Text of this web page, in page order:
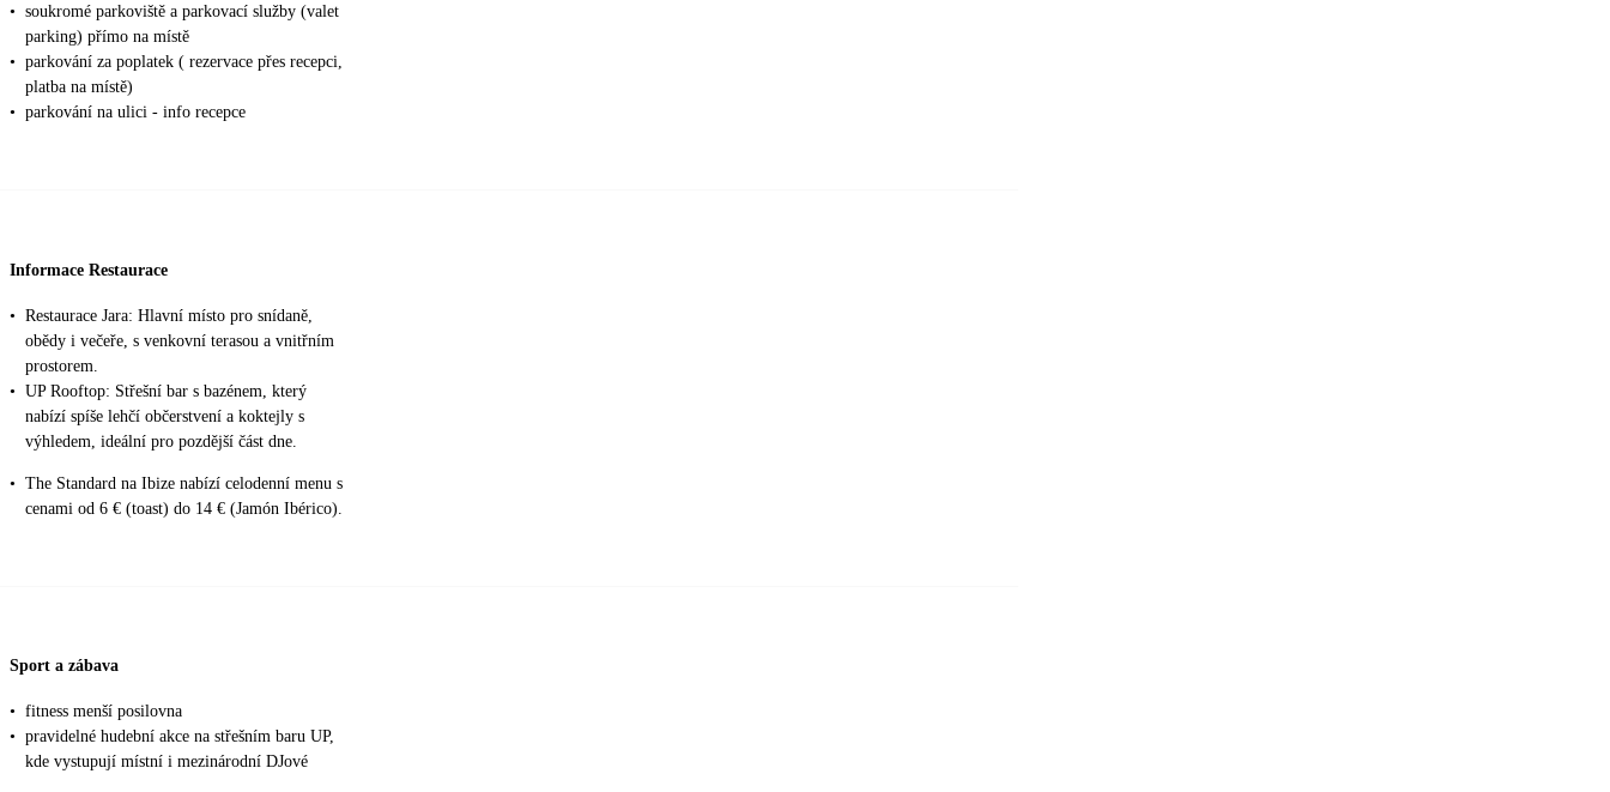
• soukromé parkoviště a parkovací služby (valet
parking) přímo na místě
• parkování za poplatek ( rezervace přes recepci,
platba na místě)
• parkování na ulici - info recepce
Informace Restaurace
• Restaurace Jara: Hlavní místo pro snídaně,
obědy i večeře, s venkovní terasou a vnitřním
prostorem.
• UP Rooftop: Střešní bar s bazénem, který
nabízí spíše lehčí občerstvení a koktejly s
výhledem, ideální pro pozdější část dne.
• The Standard na Ibize nabízí celodenní menu s
cenami od 6 € (toast) do 14 € (Jamón Ibérico).
Sport a zábava
• fitness menší posilovna
• pravidelné hudební akce na střešním baru UP,
kde vystupují místní i mezinárodní DJové